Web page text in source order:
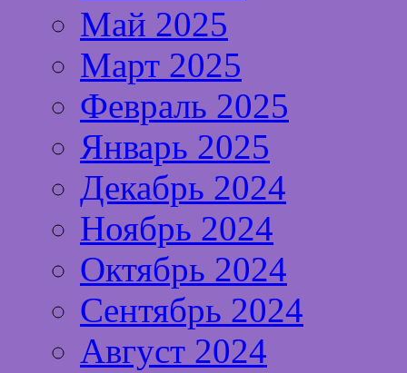
Май 2025
Март 2025
Февраль 2025
Январь 2025
Декабрь 2024
Ноябрь 2024
Октябрь 2024
Сентябрь 2024
Август 2024